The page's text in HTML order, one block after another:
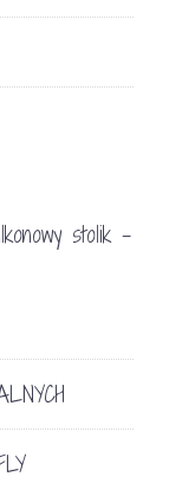
stolik -